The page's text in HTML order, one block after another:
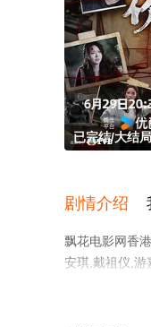
已完结/大结局
剧情介绍
飘花电影网香
安琪,戴祖仪,游
敏芝,区霭玲,